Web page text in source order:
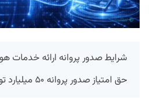
شرایط صدور پروانه ارائه
حق امتیاز صدور پروانه ۵۰ میلیارد تومان تعیین شد.